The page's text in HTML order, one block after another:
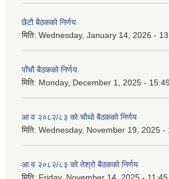
छैटौ बैठकको निर्णय
मिति: Wednesday, January 14, 2026 -
पाँचौ बैठकको निर्णय
मिति: Monday, December 1, 2025 - 15:49
आ व २०८२/८३ को चौथो बैठकको निर्णय
मिति: Wednesday, November 19, 2025 -
आ व २०८२/८३ को तेश्रो बैठकको निर्णय